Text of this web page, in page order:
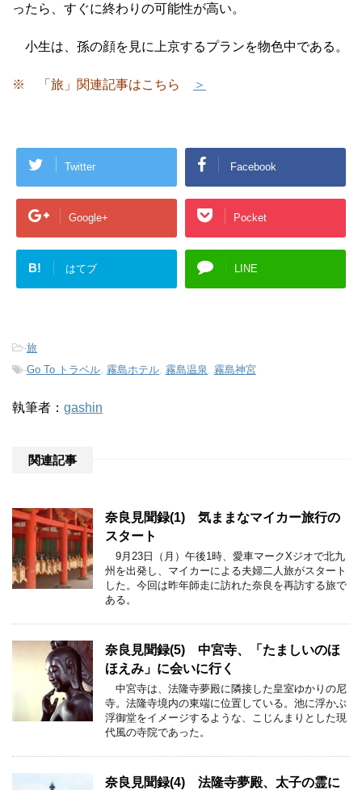
ったら、すぐに終わりの可能性が高い。
小生は、孫の顔を見に上京するプランを物色中である。
※ 「旅」関連記事はこちら ＞
Twitter Facebook
Google+ Pocket
B! はてブ LINE
-旅
-Go To トラベル 霧島ホテル 霧島温泉 霧島神宮
執筆者： gashin
関連記事
奈良見聞録(1) 気ままなマイカー旅行の
スタート
9月23日（月）午後1時、愛車マークXジオで北九
州を出発し、マイカーによる夫婦二人旅がスタート
した。今回は昨年師走に訪れた奈良を再訪する旅で
ある。
奈良見聞録(5) 中宮寺、「たましいのほ
ほえみ」に会いに行く
中宮寺は、法隆寺夢殿に隣接した皇室ゆかりの尼
寺。法隆寺境内の東端に位置している。池に浮かぶ
浮御堂をイメージするような、こじんまりとした現
代風の寺院であった。
奈良見聞録(4) 法隆寺夢殿、太子の霊に